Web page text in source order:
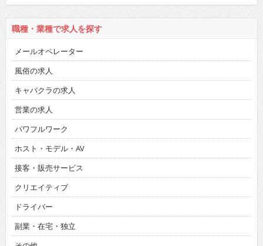
職種・業種で求人を探す
メールオペレーター
風俗の求人
キャバクラの求人
営業の求人
パワフルワーク
ホスト・モデル・AV
接客・販売サービス
クリエイティブ
ドライバー
副業・在宅・独立